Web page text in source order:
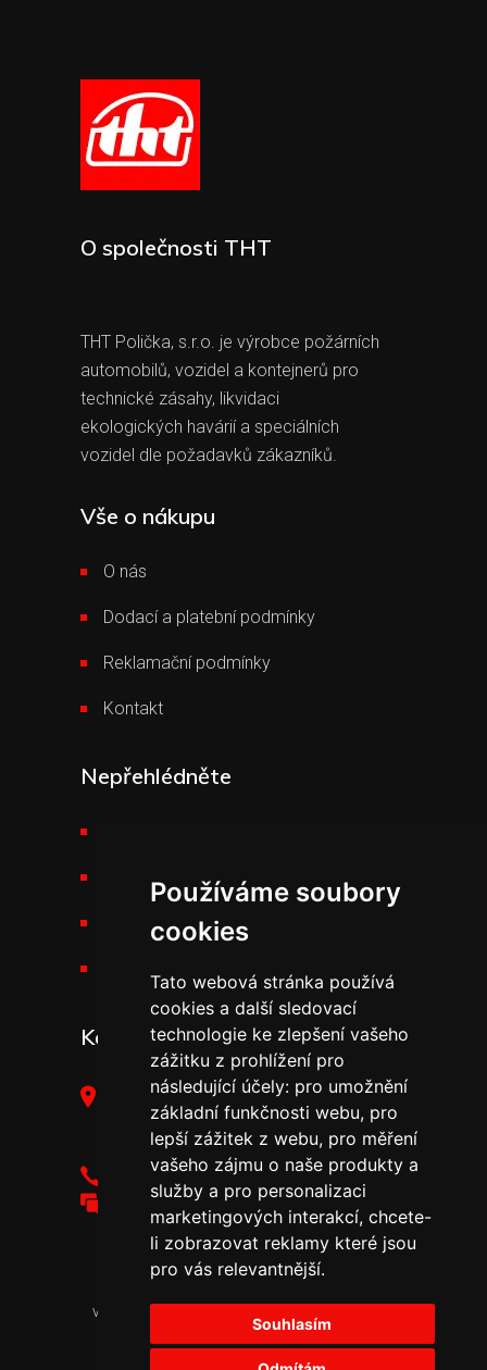
Používáme soubory
cookies
Tato webová stránka používá
cookies a další sledovací
technologie ke zlepšení vašeho
zážitku z prohlížení pro
následující účely: pro umožnění
základní funkčnosti webu, pro
lepší zážitek z webu, pro měření
vašeho zájmu o naše produkty a
služby a pro personalizaci
marketingových interakcí, chcete-
li zobrazovat reklamy které jsou
pro vás relevantnější.
Souhlasím
O společnosti THT
THT Polička, s.r.o. je výrobce požárních
automobilů, vozidel a kontejnerů pro
technické zásahy, likvidaci
ekologických havárií a speciálních
vozidel dle požadavků zákazníků.
Vše o nákupu
O nás
Dodací a platební podmínky
Reklamační podmínky
Kontakt
Nepřehlédněte
Výšková technika
Kariéra v THT
Kontakt
THT Polička, s.r.o.,
Starohradská 316,
572 01 Polička
+420 461 755 111
tht@tht.cz
2024 Všechny práva
vyhrazena © THT Polička,
Zásady ochrany